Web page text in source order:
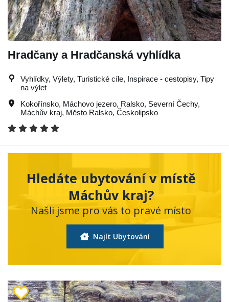
Hradčany a Hradčanská vyhlídka
Vyhlídky, Výlety, Turistické cíle, Inspirace - cestopisy, Tipy
na výlet
Kokořínsko, Máchovo jezero, Ralsko, Severní Čechy,
Máchův kraj, Město Ralsko, Českolipsko
Hledáte ubytování v místě
Máchův kraj?
Našli jsme pro vás to pravé místo
Najít Ubytování